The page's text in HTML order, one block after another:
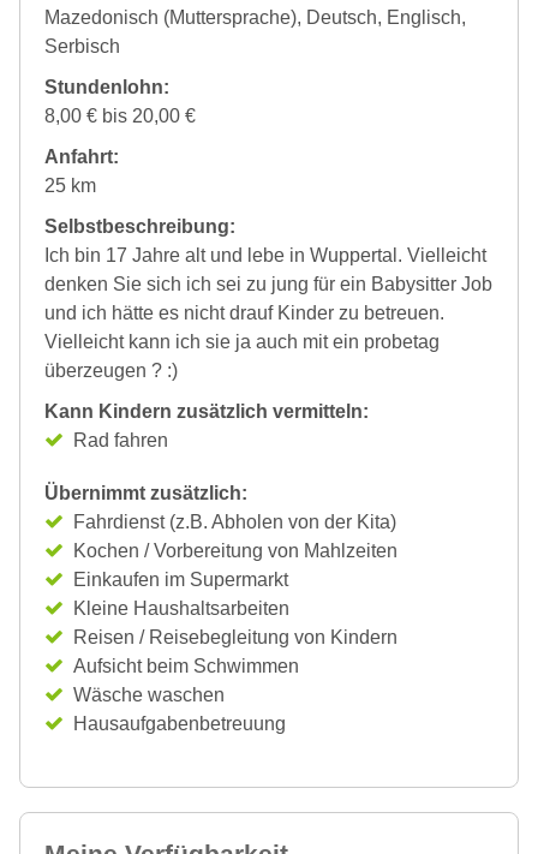
Mazedonisch (Muttersprache), Deutsch, Englisch,
Serbisch
Stundenlohn:
8,00 € bis 20,00 €
Anfahrt:
25 km
Selbstbeschreibung:
Ich bin 17 Jahre alt und lebe in Wuppertal. Vielleicht
denken Sie sich ich sei zu jung für ein Babysitter Job
und ich hätte es nicht drauf Kinder zu betreuen.
Vielleicht kann ich sie ja auch mit ein probetag
überzeugen ? :)
Kann Kindern zusätzlich vermitteln:
Rad fahren
Übernimmt zusätzlich:
Fahrdienst (z.B. Abholen von der Kita)
Kochen / Vorbereitung von Mahlzeiten
Einkaufen im Supermarkt
Kleine Haushaltsarbeiten
Reisen / Reisebegleitung von Kindern
Aufsicht beim Schwimmen
Wäsche waschen
Hausaufgabenbetreuung